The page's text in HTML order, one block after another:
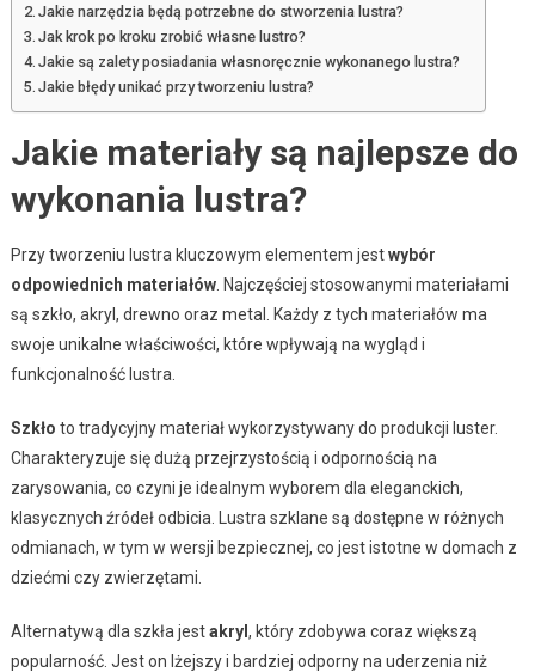
Jakie narzędzia będą potrzebne do stworzenia lustra?
Jak krok po kroku zrobić własne lustro?
Jakie są zalety posiadania własnoręcznie wykonanego lustra?
Jakie błędy unikać przy tworzeniu lustra?
Jakie materiały są najlepsze do
wykonania lustra?
Przy tworzeniu lustra kluczowym elementem jestwybór
odpowiednich materiałów. Najczęściej stosowanymi materiałami
są szkło, akryl, drewno oraz metal. Każdy z tych materiałów ma
swoje unikalne właściwości, które wpływają na wygląd i
funkcjonalność lustra.
Szkło to tradycyjny materiał wykorzystywany do produkcji luster.
Charakteryzuje się dużą przejrzystością i odpornością na
zarysowania, co czyni je idealnym wyborem dla eleganckich,
klasycznych źródeł odbicia. Lustra szklane są dostępne w różnych
odmianach, w tym w wersji bezpiecznej, co jest istotne w domach z
dziećmi czy zwierzętami.
Alternatywą dla szkła jestakryl , który zdobywa coraz większą
popularność. Jest on lżejszy i bardziej odporny na uderzenia niż